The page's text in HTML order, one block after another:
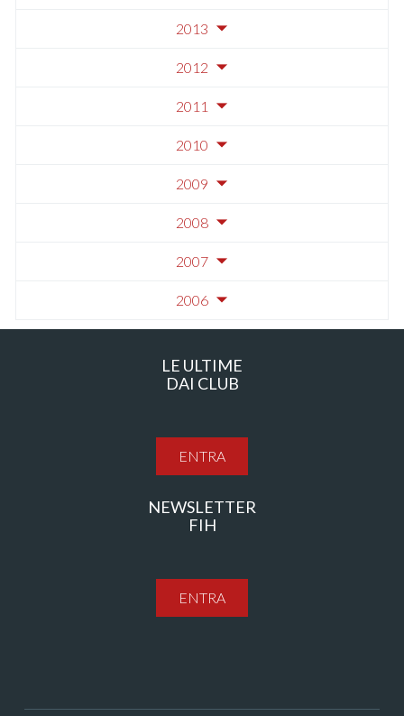
2013
2012
2011
2010
2009
2008
2007
2006
LE ULTIME
DAI CLUB
ENTRA
NEWSLETTER
FIH
ENTRA